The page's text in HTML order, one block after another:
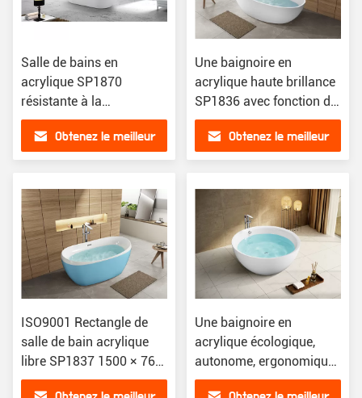
Salle de bains en
acrylique SP1870
résistante à la
décoloration
Obtenez le meilleur
Une baignoire en
acrylique haute brillance
SP1836 avec fonction de
trempage 3C
Obtenez le meilleur
ISO9001 Rectangle de
salle de bain acrylique
libre SP1837 1500 × 760
× 650 mm
Une baignoire en
acrylique écologique,
autonome, ergonomique
et moderne SP3159